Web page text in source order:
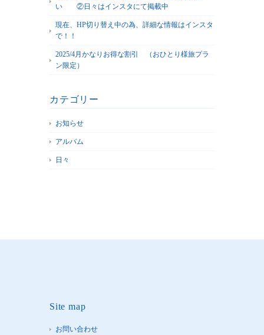
い ②日々はインスタにて掲載中
現在、HP切り替え中の為、詳細な情報はインスタ
で！！
2025/4月かなりお得な割引 （おひとり様旅プラ
ン限定）
カテゴリー
お知らせ
アルバム
日々
Site map
お問い合わせ